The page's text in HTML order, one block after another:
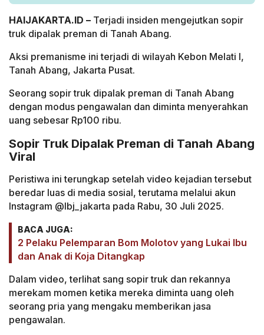
HAIJAKARTA.ID – Terjadi insiden mengejutkan sopir
truk dipalak preman di Tanah Abang.
Aksi premanisme ini terjadi di wilayah Kebon Melati I,
Tanah Abang, Jakarta Pusat.
Seorang sopir truk dipalak preman di Tanah Abang
dengan modus pengawalan dan diminta menyerahkan
uang sebesar Rp100 ribu.
Sopir Truk Dipalak Preman di Tanah Abang
Viral
Peristiwa ini terungkap setelah video kejadian tersebut
beredar luas di media sosial, terutama melalui akun
Instagram @lbj_jakarta pada Rabu, 30 Juli 2025.
BACA JUGA:
2 Pelaku Pelemparan Bom Molotov yang Lukai Ibu
dan Anak di Koja Ditangkap
Dalam video, terlihat sang sopir truk dan rekannya
merekam momen ketika mereka diminta uang oleh
seorang pria yang mengaku memberikan jasa
pengawalan.